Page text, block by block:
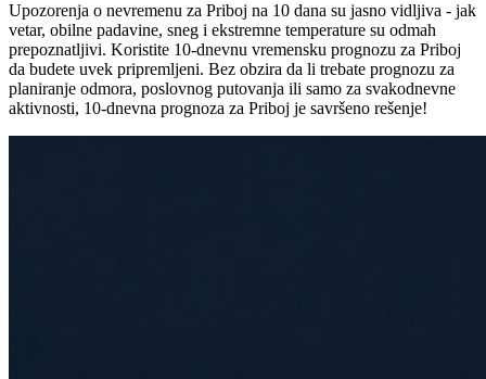
Upozorenja o nevremenu za Priboj na 10 dana su jasno vidljiva - jak
vetar, obilne padavine, sneg i ekstremne temperature su odmah
prepoznatljivi. Koristite 10-dnevnu vremensku prognozu za Priboj
da budete uvek pripremljeni. Bez obzira da li trebate prognozu za
planiranje odmora, poslovnog putovanja ili samo za svakodnevne
aktivnosti, 10-dnevna prognoza za Priboj je savršeno rešenje!